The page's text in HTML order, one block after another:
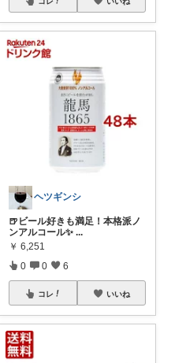
ヘツギンシ
🍺ビール好きも満足！本格派ノ
ンアルコール✨ ...
￥ 6,251
0 0 6
コレ いいね